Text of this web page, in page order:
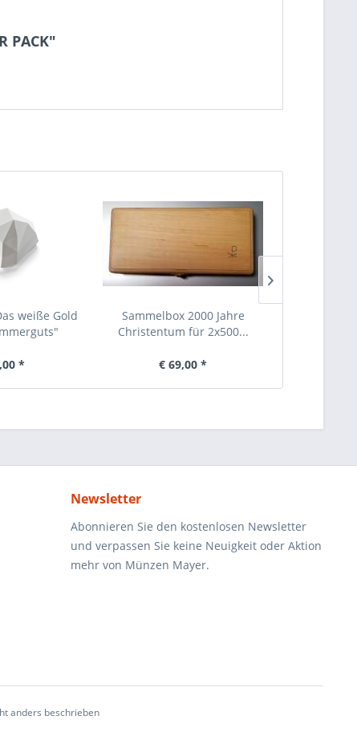
PACK"
weiße Gold
*
Sammelbox 2000 Jahre
Christentum für 2x500...
€ 69,00 *
Newsletter
Abonnieren Sie den kostenlosen Newsletter
und verpassen Sie keine Neuigkeit oder Aktion
mehr von Münzen Mayer.
anders beschrieben